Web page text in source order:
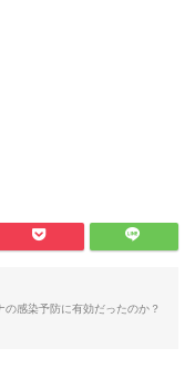
感染予防に有効だったのか？